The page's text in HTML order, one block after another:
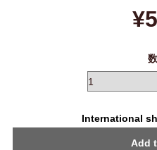
International
Add